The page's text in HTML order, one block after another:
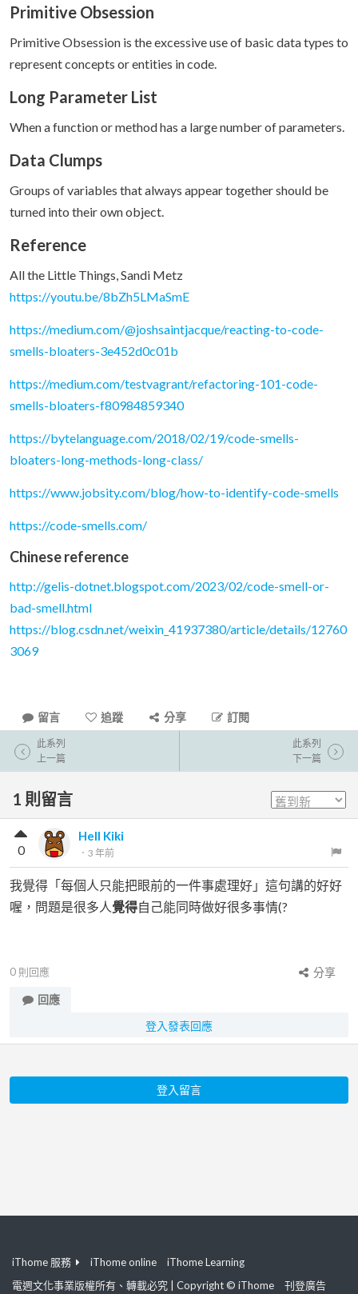
Primitive Obsession
Primitive Obsession is the excessive use of basic data types to
represent concepts or entities in code.
Long Parameter List
When a function or method has a large number of parameters.
Data Clumps
Groups of variables that always appear together should be
turned into their own object.
Reference
All the Little Things, Sandi Metz
https://youtu.be/8bZh5LMaSmE
https://medium.com/@joshsaintjacque/reacting-to-code-
smells-bloaters-3e452d0c01b
https://medium.com/testvagrant/refactoring-101-code-
smells-bloaters-f80984859340
https://bytelanguage.com/2018/02/19/code-smells-
bloaters-long-methods-long-class/
https://www.jobsity.com/blog/how-to-identify-code-smells
https://code-smells.com/
Chinese reference
http://gelis-dotnet.blogspot.com/2023/02/code-smell-or-
bad-smell.html
https://blog.csdn.net/weixin_41937380/article/details/12760
3069
留言 追蹤 分享 訂閱
此系列
上一篇
此系列
下一篇
1 則留言
Hell Kiki
． 3 年前
0
我覺得「每個人只能把眼前的一件事處理好」這句講的好好
喔，問題是很多人覺得自己能同時做好很多事情(?
0 則回應
分享
回應
登入發表回應
登入留言
iThome 服務 iThome online
iThome Learning
電週文化事業版權所有、轉載必究 | Copyright © iThome
刊登廣告